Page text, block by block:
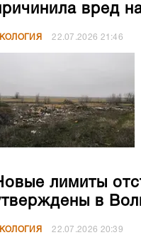
вред
22.07.2026 21:46
лимиты
в
22.07.2026 20:39